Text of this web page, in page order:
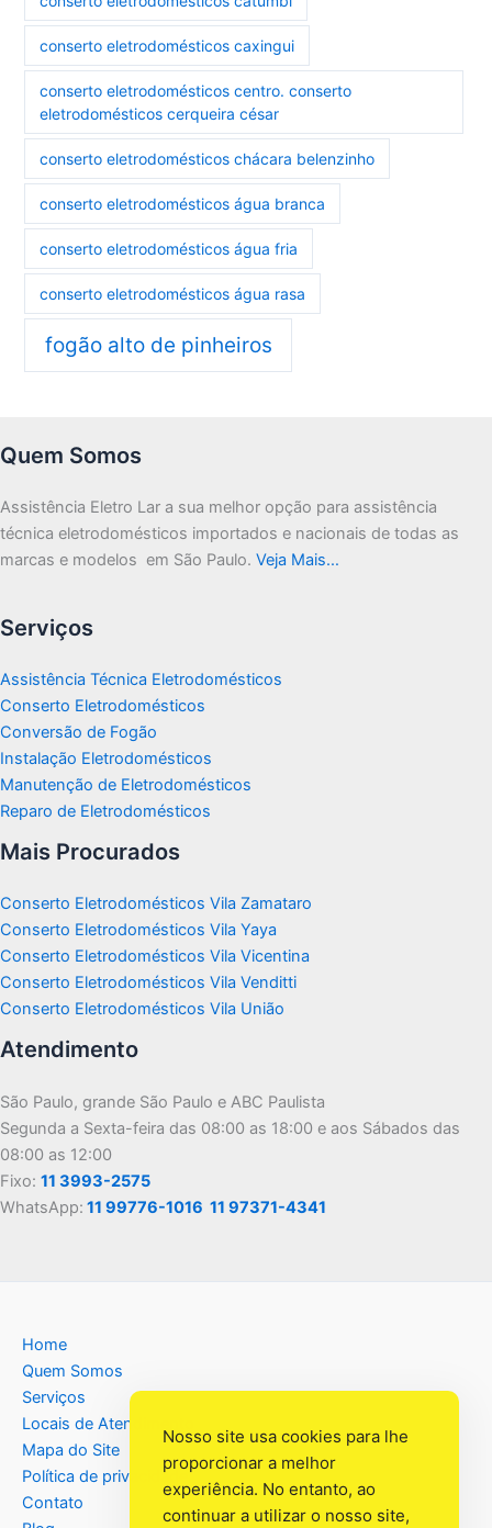
conserto eletrodomésticos caxingui
conserto eletrodomésticos centro. conserto
eletrodomésticos cerqueira césar
conserto eletrodomésticos chácara belenzinho
conserto eletrodomésticos água branca
conserto eletrodomésticos água fria
conserto eletrodomésticos água rasa
fogão alto de pinheiros
Quem Somos
Assistência Eletro Lar a sua melhor opção para assistência
técnica eletrodomésticos importados e nacionais de todas as
marcas e modelos em São Paulo. Veja Mais…
Serviços
Assistência Técnica Eletrodomésticos
Conserto Eletrodomésticos
Conversão de Fogão
Instalação Eletrodomésticos
Manutenção de Eletrodomésticos
Reparo de Eletrodomésticos
Mais Procurados
Conserto Eletrodomésticos Vila Zamataro
Conserto Eletrodomésticos Vila Yaya
Conserto Eletrodomésticos Vila Vicentina
Conserto Eletrodomésticos Vila Venditti
Conserto Eletrodomésticos Vila União
Atendimento
São Paulo, grande São Paulo e ABC Paulista
Segunda a Sexta-feira das 08:00 as 18:00 e aos Sábados das
08:00 as 12:00
Fixo: 11 3993-2575
WhatsApp: 11 99776-1016 11 97371-4341
Home
Quem Somos
Serviços
Locais de Atendimento
Mapa do Site
Política de privacidade
Contato
Nosso site usa cookies para lhe
proporcionar a melhor
experiência. No entanto, ao
continuar a utilizar o nosso site,